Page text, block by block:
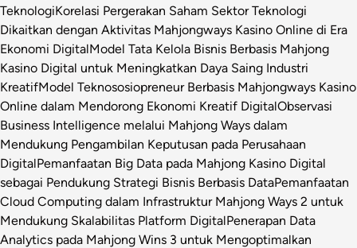
TeknologiKorelasi Pergerakan Saham Sektor Teknologi
Dikaitkan dengan Aktivitas Mahjongways Kasino Online di Era
Ekonomi DigitalModel Tata Kelola Bisnis Berbasis Mahjong
Kasino Digital untuk Meningkatkan Daya Saing Industri
KreatifModel Teknososiopreneur Berbasis Mahjongways Kasino
Online dalam Mendorong Ekonomi Kreatif DigitalObservasi
Business Intelligence melalui Mahjong Ways dalam
Mendukung Pengambilan Keputusan pada Perusahaan
DigitalPemanfaatan Big Data pada Mahjong Kasino Digital
sebagai Pendukung Strategi Bisnis Berbasis DataPemanfaatan
Cloud Computing dalam Infrastruktur Mahjong Ways 2 untuk
Mendukung Skalabilitas Platform DigitalPenerapan Data
Analytics pada Mahjong Wins 3 untuk Mengoptimalkan